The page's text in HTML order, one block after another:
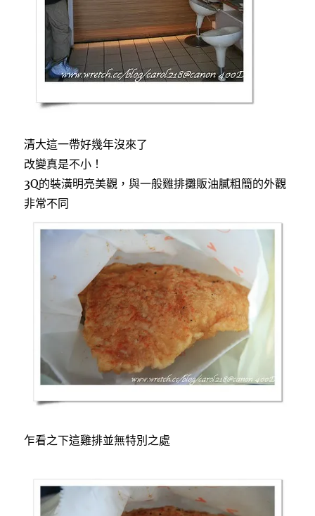
清大這一帶好幾年沒來了
改變真是不小！
3Q的裝潢明亮美觀，與一般雞排攤販油膩粗簡的外觀
非常不同
乍看之下這雞排並無特別之處